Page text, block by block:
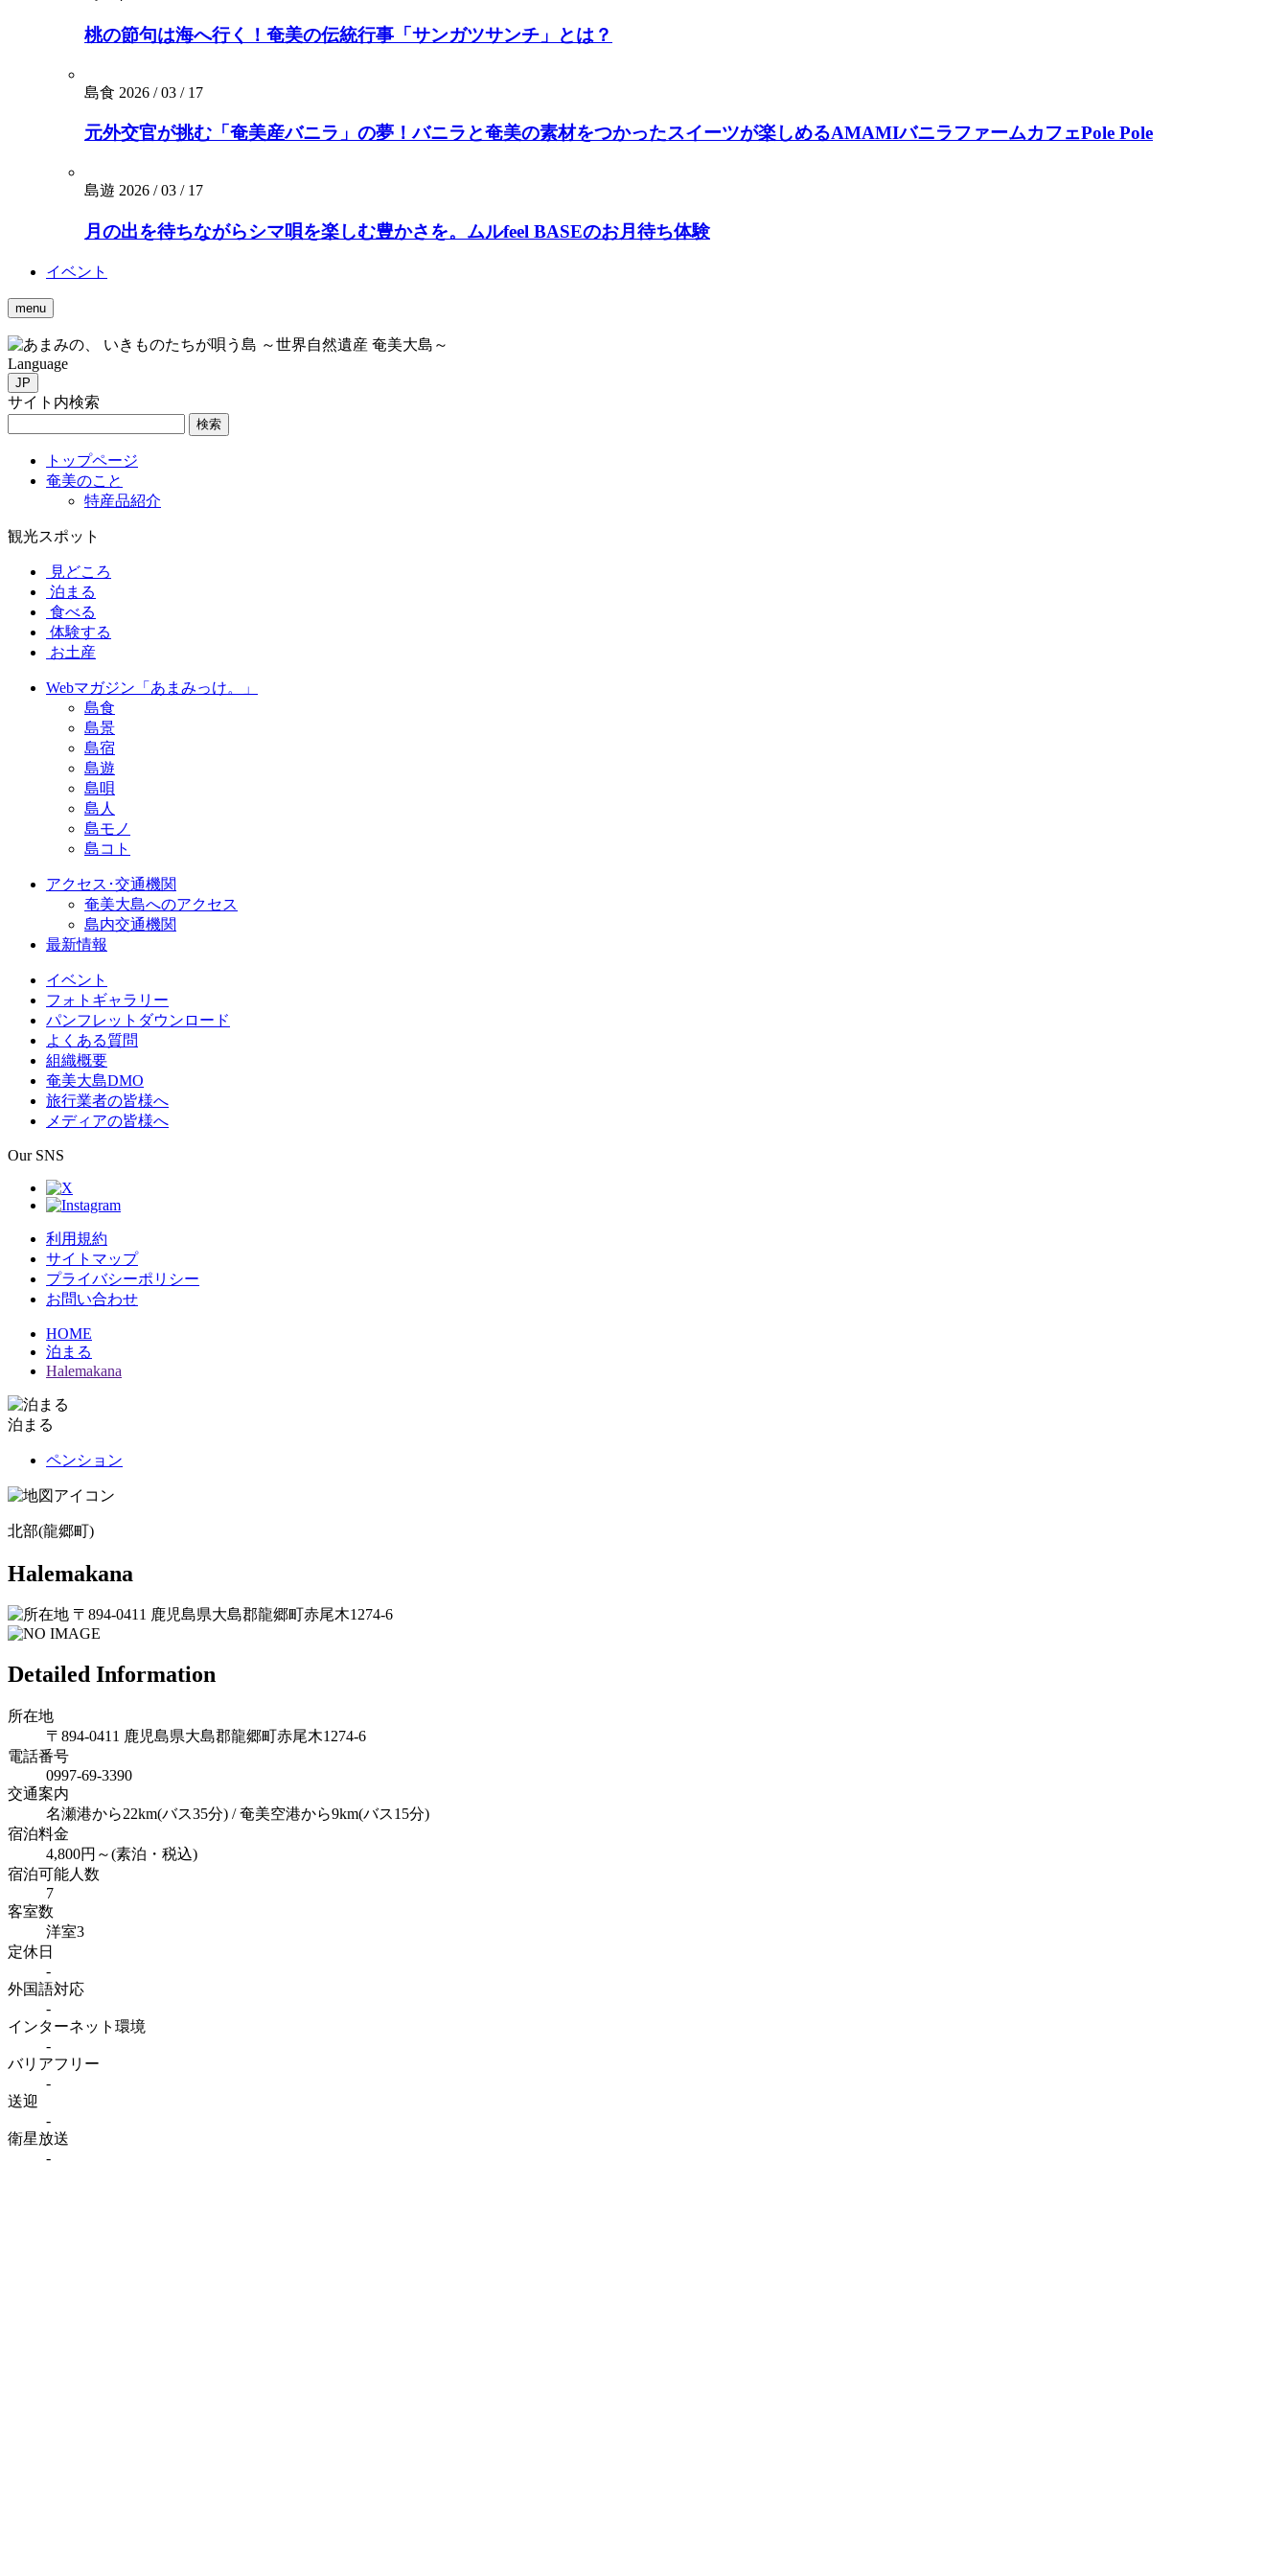
桃の節句は海へ行く！奄美の伝統行事「サンガツサンチ」とは？
島食 2026 / 03 / 17
元外交官が挑む「奄美産バニラ」の夢！バニラと奄美の素材をつかったスイーツが楽しめるAMAMIバニラファームカフェPole Pole
島遊 2026 / 03 / 17
月の出を待ちながらシマ唄を楽しむ豊かさを。ムルfeel BASEのお月待ち体験
イベント
menu
いきものたちが唄う島 ～世界自然遺産 奄美大島～
Language
JP
サイト内検索
検索
トップページ
奄美のこと
特産品紹介
観光スポット
見どころ
泊まる
食べる
体験する
お土産
Webマガジン「あまみっけ。」
島食
島景
島宿
島遊
島唄
島人
島モノ
島コト
アクセス･交通機関
奄美大島へのアクセス
島内交通機関
最新情報
イベント
フォトギャラリー
パンフレットダウンロード
よくある質問
組織概要
奄美大島DMO
旅行業者の皆様へ
メディアの皆様へ
Our SNS
利用規約
サイトマップ
プライバシーポリシー
お問い合わせ
HOME
泊まる
Halemakana
泊まる
ペンション
北部(龍郷町)
Halemakana
〒894-0411 鹿児島県大島郡龍郷町赤尾木1274-6
Detailed Information
所在地
〒894-0411 鹿児島県大島郡龍郷町赤尾木1274-6
電話番号
0997-69-3390
交通案内
名瀬港から22km(バス35分) / 奄美空港から9km(バス15分)
宿泊料金
4,800円～(素泊・税込)
宿泊可能人数
7
客室数
洋室3
定休日
-
外国語対応
-
インターネット 環境
-
バリアフリー
-
送迎
-
衛星放送
-